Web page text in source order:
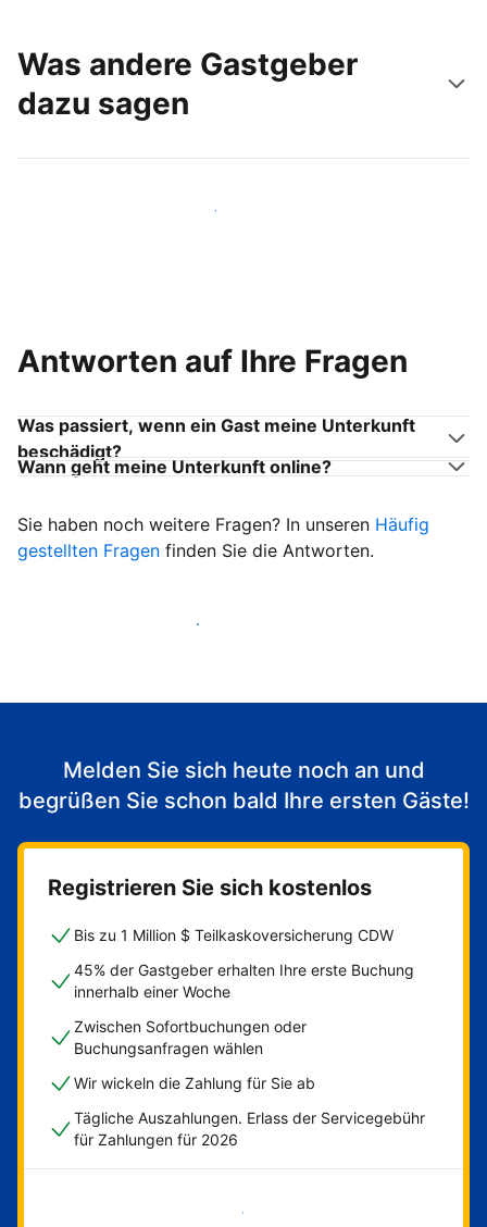
Was andere Gastgeber
dazu sagen
Schließen Sie sich Gastgebern wie Ihnen an
Antworten auf Ihre Fragen
Was passiert, wenn ein Gast meine Unterkunft
beschädigt?
Wann geht meine Unterkunft online?
Sie haben noch weitere Fragen? In unseren Häufig
gestellten Fragen finden Sie die Antworten.
Heißen Sie ab sofort Gäste willkommen
Melden Sie sich heute noch an und
begrüßen Sie schon bald Ihre ersten Gäste!
Registrieren Sie sich kostenlos
Bis zu 1 Million $ Teilkaskoversicherung CDW
45% der Gastgeber erhalten Ihre erste Buchung
innerhalb einer Woche
Zwischen Sofortbuchungen oder
Buchungsanfragen wählen
Wir wickeln die Zahlung für Sie ab
Tägliche Auszahlungen. Erlass der Servicegebühr
für Zahlungen für 2026
Jetzt loslegen